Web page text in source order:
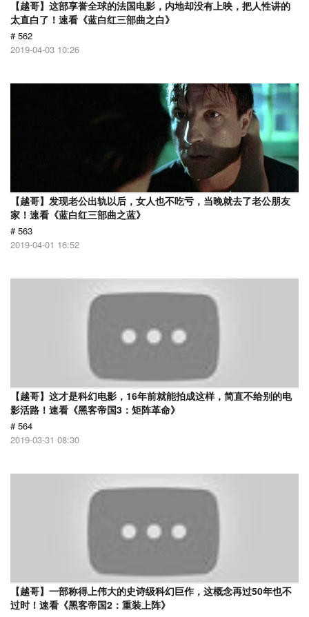
【越哥】这部享誉全球的法国电影，内地却没有上映，把人性讲的
太直白了！速看《蓝白红三部曲之白》
# 562
2019-04-03 10:26
【越哥】发现老公出轨以后，女人也不吃亏，当晚就去了老公朋友
家！速看《蓝白红三部曲之蓝》
# 563
2019-04-01 16:52
【越哥】这才是科幻电影，16年前就能拍成这样，简直不给别的电
影活路！速看《黑客帝国3：矩阵革命》
# 564
2019-03-31 08:30
【越哥】一部称得上伟大的史诗级科幻巨作，这概念再过50年也不
过时！速看《黑客帝国2：重装上阵》